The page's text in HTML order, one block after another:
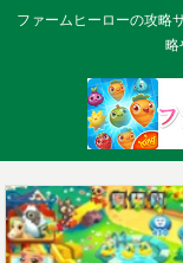
ファームヒーローの攻略
略